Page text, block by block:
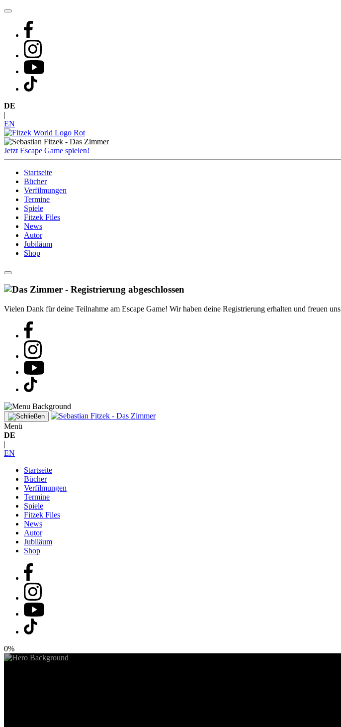
Zum
springen
DE
EN
Jetzt Escape Game spielen!
Startseite
Bücher
Verfilmungen
Termine
Spiele
Fitzek Files
News
Autor
Jubiläum
Shop
Vielen Dank für deine Teilnahme am Escape Game! Wir haben deine Registrierung erhalten und freuen
Menü
DE
|
EN
Startseite
Bücher
Verfilmungen
Termine
Spiele
Fitzek Files
News
Autor
Jubiläum
Shop
0%